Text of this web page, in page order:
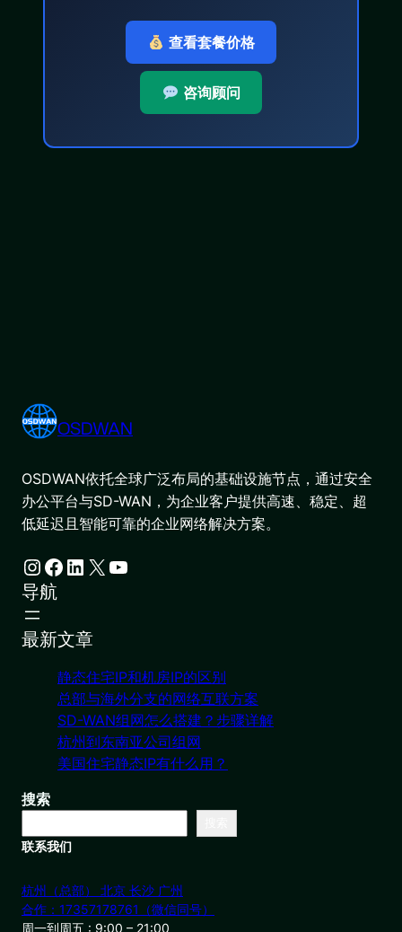
查看套餐价格
咨询顾问
OSDWAN
OSDWAN依托全球广泛布局的基础设施节点，通过安全
办公平台与SD-WAN，为企业客户提供高速、稳定、超
低延迟且智能可靠的企业网络解决方案。
Instagram Facebook LinkedIn X YouTube
导航
最新文章
静态住宅IP和机房IP的区别
总部与海外分支的网络互联方案
SD-WAN组网怎么搭建？步骤详解
杭州到东南亚公司组网
美国住宅静态IP有什么用？
搜索
联系我们
杭州（总部） 北京 长沙 广州
合作：17357178761（微信同号）
周一到周五 : 9:00 – 21:00